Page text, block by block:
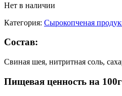
Нет в наличии
Категория: Сырокопченая
Состав:
Свиная шея, нитритная соль,
Пищевая ценность на